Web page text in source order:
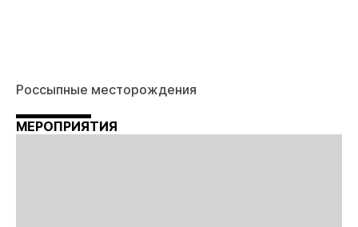
Россыпные месторождения
МЕРОПРИЯТИЯ